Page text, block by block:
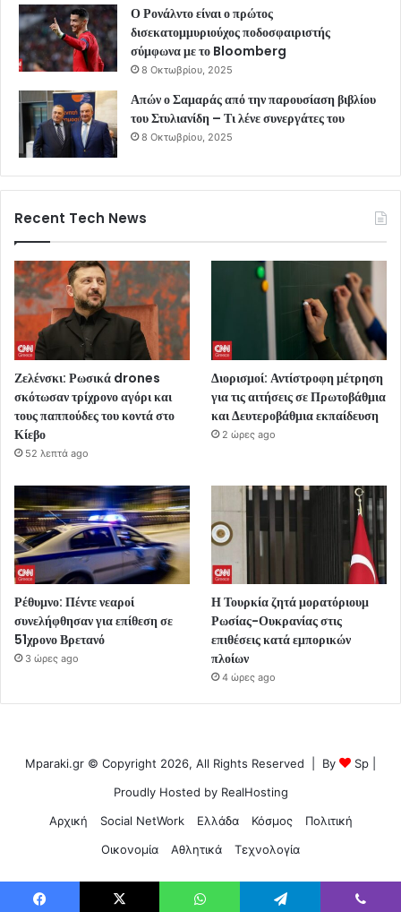
Ο Ρονάλντο είναι ο πρώτος
δισεκατομμυριούχος ποδοσφαιριστής
σύμφωνα με το Bloomberg
8 Οκτωβρίου, 2025
Απών ο Σαμαράς από την παρουσίαση βιβλίου
του Στυλιανίδη – Τι λένε συνεργάτες του
8 Οκτωβρίου, 2025
Recent Tech News
Ζελένσκι: Ρωσικά drones
σκότωσαν τρίχρονο αγόρι και
τους παππούδες του κοντά στο
Κίεβο
52 λεπτά ago
Διορισμοί: Αντίστροφη μέτρηση
για τις αιτήσεις σε Πρωτοβάθμια
και Δευτεροβάθμια εκπαίδευση
2 ώρες ago
Ρέθυμνο: Πέντε νεαροί
συνελήφθησαν για επίθεση σε
51χρονο Βρετανό
3 ώρες ago
Η Τουρκία ζητά μορατόριουμ
Ρωσίας-Ουκρανίας στις
επιθέσεις κατά εμπορικών
πλοίων
4 ώρες ago
Mparaki.gr © Copyright 2026, All Rights Reserved | By Sp
Proudly Hosted by RealHosting
Αρχική
Social NetWork Ελλάδα Κόσμος
Πολιτική
Οικονομία
Αθλητικά Τεχνολογία